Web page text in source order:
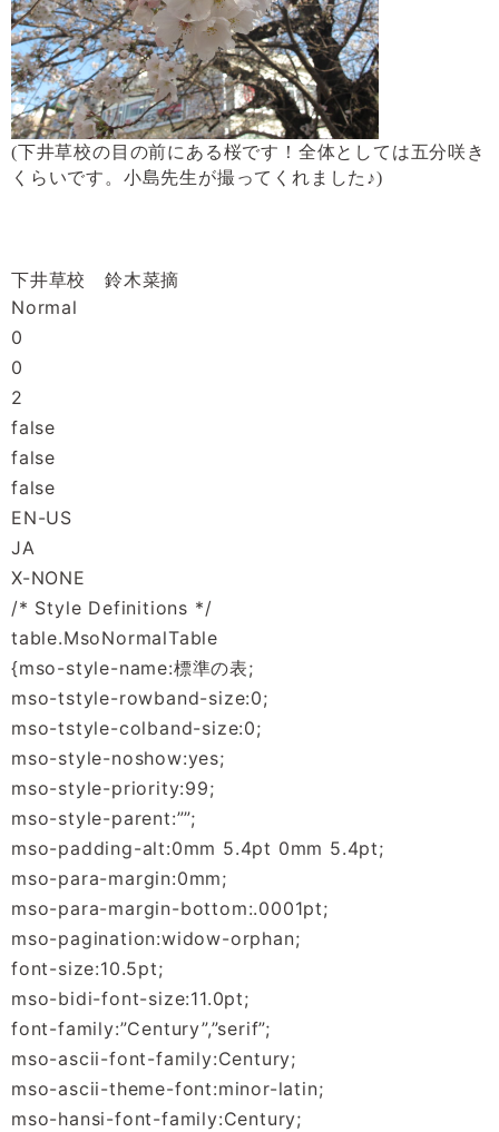
(下井草校の目の前にある桜です！全体としては五分咲き
くらいです。小島先生が撮ってくれました♪)
下井草校 鈴木菜摘
Normal
0
0
2
false
false
false
EN-US
JA
X-NONE
/* Style Definitions */
table.MsoNormalTable
{mso-style-name:標準の表;
mso-tstyle-rowband-size:0;
mso-tstyle-colband-size:0;
mso-style-noshow:yes;
mso-style-priority:99;
mso-style-parent:””;
mso-padding-alt:0mm 5.4pt 0mm 5.4pt;
mso-para-margin:0mm;
mso-para-margin-bottom:.0001pt;
mso-pagination:widow-orphan;
font-size:10.5pt;
mso-bidi-font-size:11.0pt;
font-family:”Century”,”serif”;
mso-ascii-font-family:Century;
mso-ascii-theme-font:minor-latin;
mso-hansi-font-family:Century;